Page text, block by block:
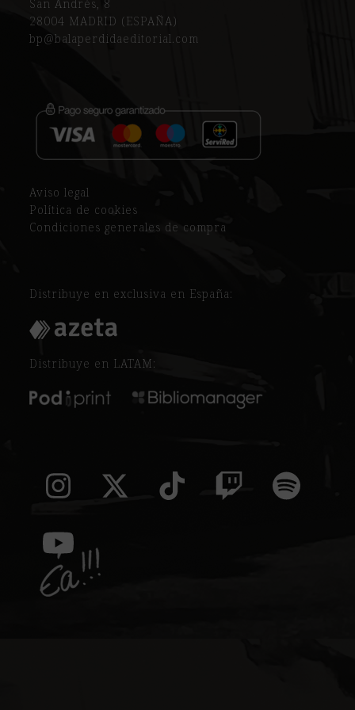
San Andrés, 8
28004 MADRID (ESPAÑA)
bp@balaperdidaeditorial.com
Aviso legal
Política de cookies
Condiciones generales de compra
Distribuye en exclusiva en España:
Distribuye en LATAM:
Instagram
TwitterTiktokTwitch
YouTube